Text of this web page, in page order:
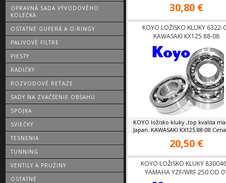
OPRAVNÁ SADA VÝVODOVÉHO
KOLEČKA
OSTATNÉ GUFERÁ A O-RINGY
PALIVOVÉ FILTRE
PIESTY
RADIČKY
ROZVODOVÉ REŤAZE
SADY NA ZVÄČŠENIE OBSAHU
SPOJKA
SVIEČKY
TESNENIA
TUNNING
VENTILY A PRUŽINY
OSTATNÉ
30,80 €
KOYO LOŽISKO KLUKY 6322-
KAWASAKI KX125 88-08
KOYO ložisko kluky ,top kvalita
Japan. KAWASAKI KX125 88-08
20,50 €
KOYO LOŽISKO KLUKY
YAMAHA YZF/WRF 250 OD